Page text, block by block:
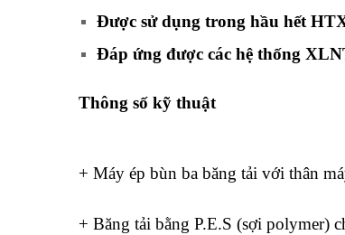
Được sử dụng trong hầu hết
Đáp ứng được các hệ thống
Thông số kỹ thuật
+ Máy ép bùn ba băng tải với thân
+ Băng tải bằng P.E.S (sợi polymer)